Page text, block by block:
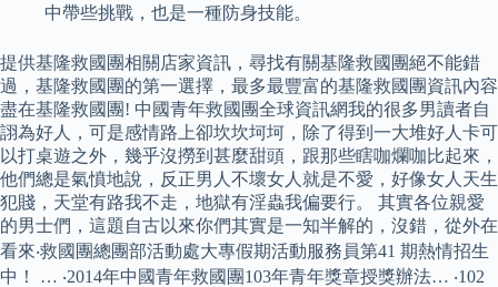
中帶些挑戰，也是一種防身技能。
提供基隆救國團相關店家資訊，尋找有關基隆救國團絕不能錯
過，基隆救國團的第一選擇，最多最豐富的基隆救國團資訊內容
盡在基隆救國團! 中國青年救國團全球資訊網我的很多男讀者自
詡為好人，可是感情路上卻坎坎坷坷，除了得到一大堆好人卡可
以打桌遊之外，幾乎沒撈到甚麼甜頭，跟那些瞎咖爛咖比起來，
他們總是氣憤地說，反正男人不壞女人就是不愛，好像女人天生
犯賤，天堂有路我不走，地獄有淫蟲我偏要行。 其實各位親愛
的男士們，這題自古以來你們其實是一知半解的，沒錯，從外在
看來‧救國團總團部活動處大專假期活動服務員第41 期熱情招生
中！ … ‧2014年中國青年救國團103年青年獎章授獎辦法… ‧102